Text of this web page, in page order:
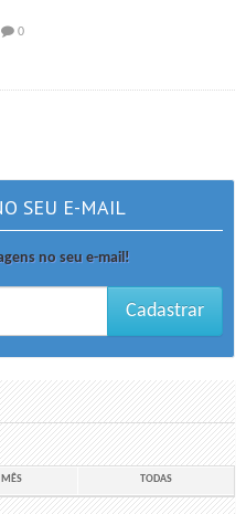
0
SEU E-MAIL
no seu e-mail!
Cadastrar
MÊS TODAS